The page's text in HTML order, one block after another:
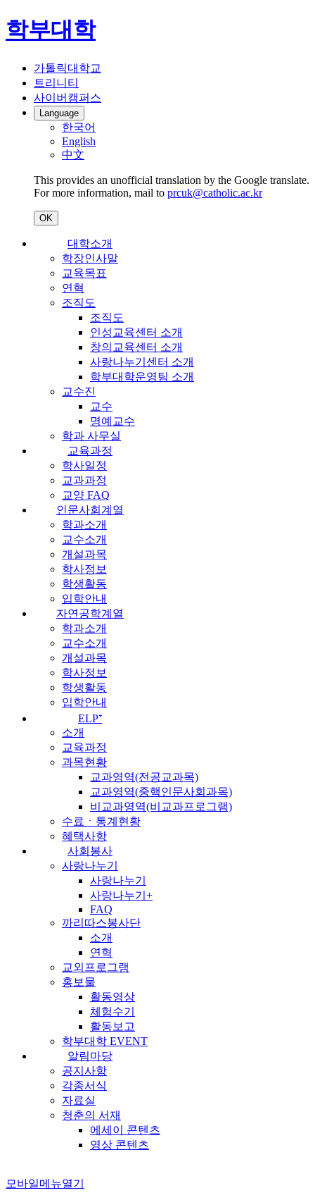
학부대학
가톨릭대학교
트리니티
사이버캠퍼스
Language
한국어
English
中文
This provides an unofficial translation by the Google translate.
For more information, mail to prcuk@catholic.ac.kr
OK
대학소개
학장인사말
교육목표
연혁
조직도
조직도
인성교육센터 소개
창의교육센터 소개
사랑나누기센터 소개
학부대학운영팀 소개
교수진
교수
명예교수
학과 사무실
교육과정
학사일정
교과과정
교양 FAQ
인문사회계열
학과소개
교수소개
개설과목
학사정보
학생활동
입학안내
자연공학계열
학과소개
교수소개
개설과목
학사정보
학생활동
입학안내
ELP⁺
소개
교육과정
과목현황
교과영역(전공교과목)
교과영역(중핵인문사회과목)
비교과영역(비교과프로그램)
수료ㆍ통계현황
혜택사항
사회봉사
사랑나누기
사랑나누기
사랑나누기+
FAQ
까리따스봉사단
소개
연혁
교외프로그램
홍보물
활동영상
체험수기
활동보고
학부대학 EVENT
알림마당
공지사항
각종서식
자료실
청춘의 서재
에세이 콘텐츠
영상 콘텐츠
모바일메뉴열기